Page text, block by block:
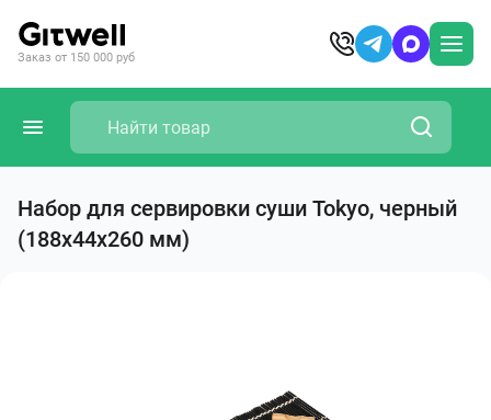
Заказ от 150 000 руб
Набор для сервировки суши Tokyo, черный
(188x44x260 мм)